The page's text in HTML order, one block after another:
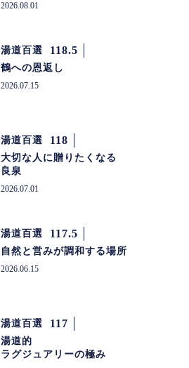
2026.08.01
湯道百選 118.5
鶴への恩返し
2026.07.15
湯道百選 118
大切な人に贈りたくなる
良泉
2026.07.01
湯道百選 117.5
自然と営みが調和する場所
2026.06.15
湯道百選 117
湯道的
ラグジュアリーの極み